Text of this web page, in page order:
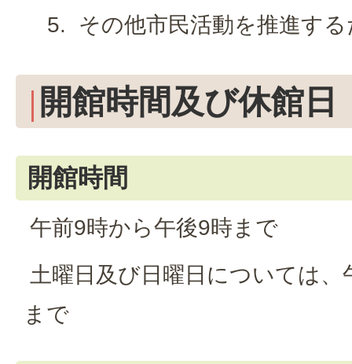
その他市民活動を推進す
開館時間及び休館日
開館時間
午前9時から午後9時まで
土曜日及び日曜日については
まで